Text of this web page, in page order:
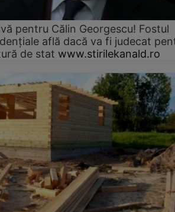
pentru Călin Georgescu! Fostul
află dacă va fi judecat
de stat www.stirilekanald.ro